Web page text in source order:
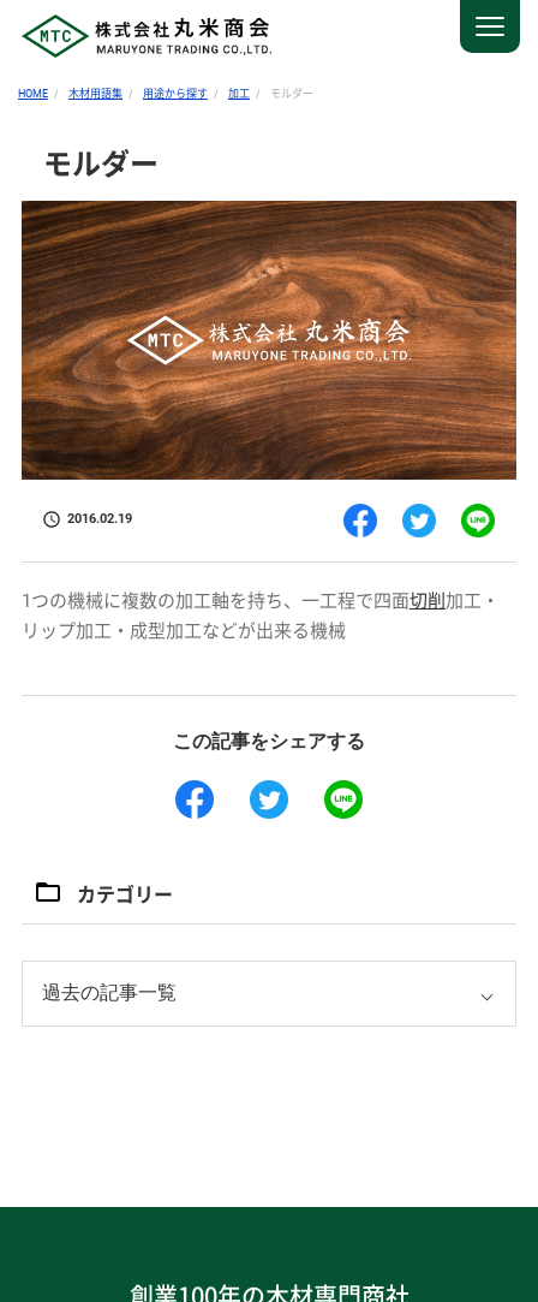
HOME 木材用語集 用途から探す 加工 モルダー
モルダー
2016.02.19
1つの機械に複数の加工軸を持ち、一工程で四面切削 加工・
リップ加工・成型加工などが出来る機械
この記事をシェアする
カテゴリー